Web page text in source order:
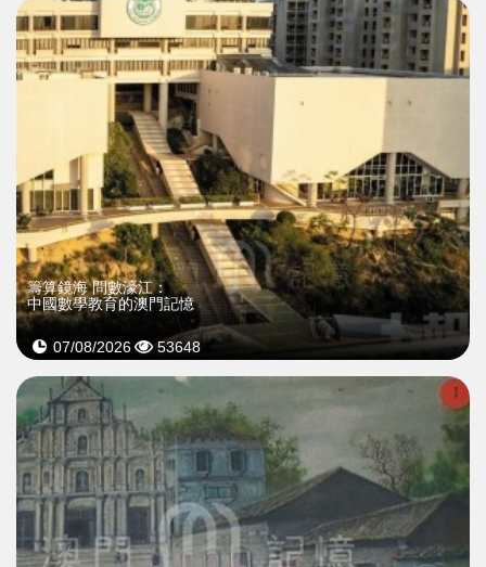
籌算鏡海 問數濠江：
中國數學教育的澳門記憶
07/08/2026 53648